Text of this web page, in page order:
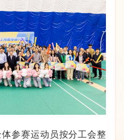
参赛运动员按分工会整